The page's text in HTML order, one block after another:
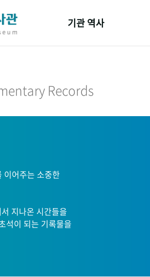
기관 역사
기관 변천사
Records
이어주는 소중한
지나온 시간들을
석이 되는 기록물을